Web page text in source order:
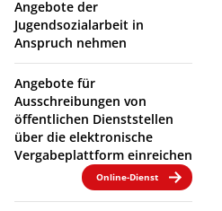
Angebote der
Jugendsozialarbeit in
Anspruch nehmen
Angebote für
Ausschreibungen von
öffentlichen Dienststellen
über die elektronische
Vergabeplattform einreichen
Online-Dienst